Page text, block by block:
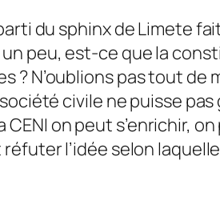
du sphinx de Limete
peu, est-ce que la
N’oublions pas tout de
civile ne puisse
CENI on peut s’enrichir,
l’idée selon